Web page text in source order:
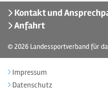
Kontakt und
Anfahrt
© 2026 Landessportverband für
Impressum
Datenschutz